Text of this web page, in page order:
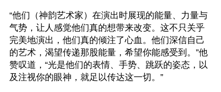
“他们（神韵艺术家）在演出时展现的能量、力量与
气势，让人感觉他们真的想带来改变。这不只关乎
完美地演出，他们真的倾注了心血。他们深信自己
的艺术，渴望传递那股能量，希望你能感受到。”他
赞叹道，“光是他们的表情、手势、跳跃的姿态，以
及注视你的眼神，就足以传达这一切。”